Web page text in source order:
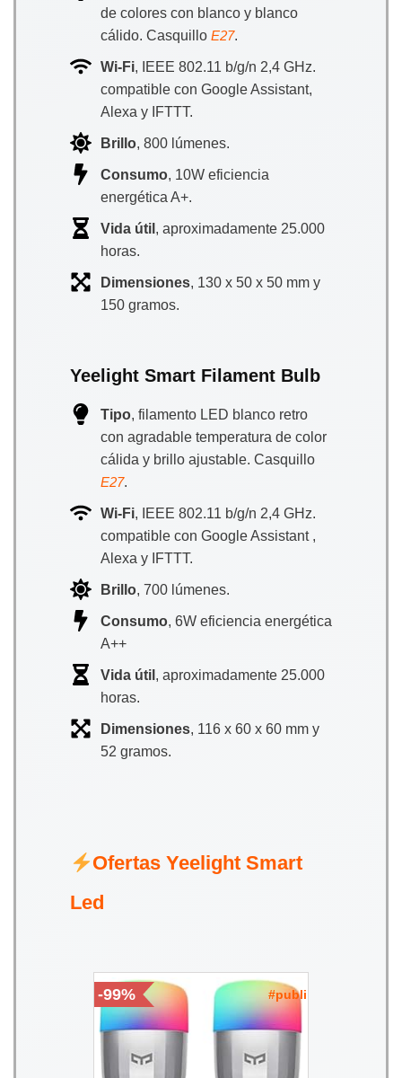
de colores con blanco y blanco
cálido. Casquillo E27.
Wi-Fi, IEEE 802.11 b/g/n 2,4 GHz.
compatible con Google Assistant,
Alexa y IFTTT.
Brillo, 800 lúmenes.
Consumo, 10W eficiencia
energética A+.
Vida útil , aproximadamente 25.000
horas.
Dimensiones, 130 x 50 x 50 mm y
150 gramos.
Yeelight Smart Filament Bulb
Tipo, filamento LED blanco retro
con agradable temperatura de color
cálida y brillo ajustable. Casquillo
E27.
Wi-Fi, IEEE 802.11 b/g/n 2,4 GHz.
compatible con Google Assistant ,
Alexa y IFTTT.
Brillo, 700 lúmenes.
Consumo, 6W eficiencia energética
A++
Vida útil , aproximadamente 25.000
horas.
Dimensiones, 116 x 60 x 60 mm y
52 gramos.
Ofertas Yeelight Smart
Led
-99% #publi